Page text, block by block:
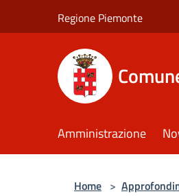
Regione Piemonte
Amministrazione
Home >